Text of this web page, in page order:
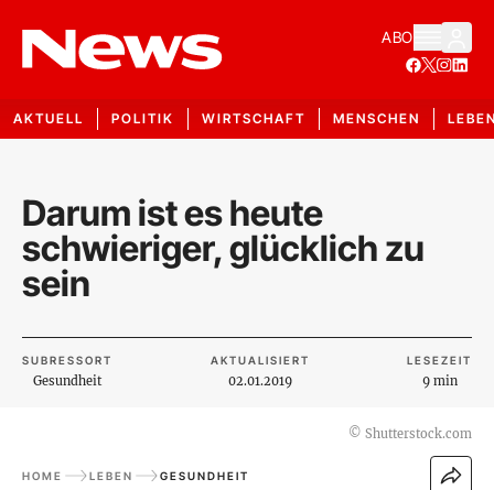
ABO
AKTUELL POLITIK WIRTSCHAFT MENSCHEN
Darum ist es heute
schwieriger, glücklich zu
sein
SUBRESSORT
Gesundheit
AKTUALISIERT
02.01.2019
LESEZEIT
9 min
© Shutterstock.com
HOME LEBEN GESUNDHEIT